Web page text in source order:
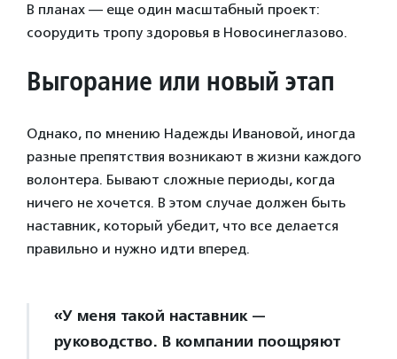
В планах — еще один масштабный проект:
соорудить тропу здоровья в Новосинеглазово.
Выгорание или новый этап
Однако, по мнению Надежды Ивановой, иногда
разные препятствия возникают в жизни каждого
волонтера. Бывают сложные периоды, когда
ничего не хочется. В этом случае должен быть
наставник, который убедит, что все делается
правильно и нужно идти вперед.
«У меня такой наставник —
руководство. В компании поощряют